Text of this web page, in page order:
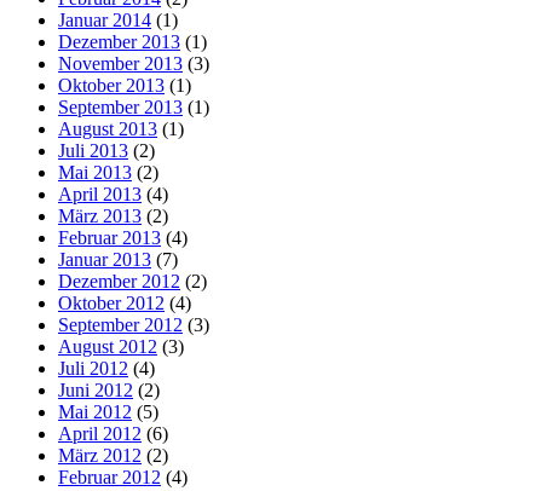
Januar 2014 (1)
Dezember 2013 (1)
November 2013 (3)
Oktober 2013 (1)
September 2013 (1)
August 2013 (1)
Juli 2013 (2)
Mai 2013 (2)
April 2013 (4)
März 2013 (2)
Februar 2013 (4)
Januar 2013 (7)
Dezember 2012 (2)
Oktober 2012 (4)
September 2012 (3)
August 2012 (3)
Juli 2012 (4)
Juni 2012 (2)
Mai 2012 (5)
April 2012 (6)
März 2012 (2)
Februar 2012 (4)